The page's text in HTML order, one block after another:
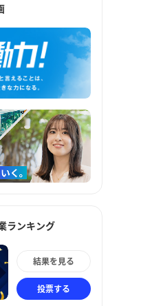
ランキング
結果を見る
投票する